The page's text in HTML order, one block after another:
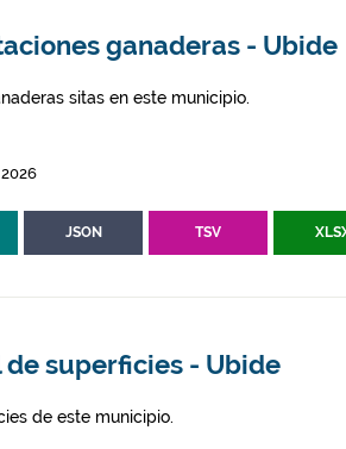
ganaderas - Ubide
sitas en este municipio.
JSON TSV
superficies - Ubide
de este municipio.